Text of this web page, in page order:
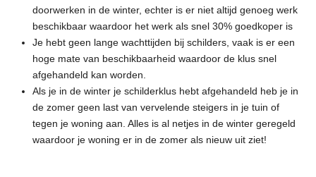
doorwerken in de winter, echter is er niet altijd genoeg werk
beschikbaar waardoor het werk als snel 30% goedkoper is
Je hebt geen lange wachttijden bij schilders, vaak is er een
hoge mate van beschikbaarheid waardoor de klus snel
afgehandeld kan worden.
Als je in de winter je schilderklus hebt afgehandeld heb je in
de zomer geen last van vervelende steigers in je tuin of
tegen je woning aan. Alles is al netjes in de winter geregeld
waardoor je woning er in de zomer als nieuw uit ziet!